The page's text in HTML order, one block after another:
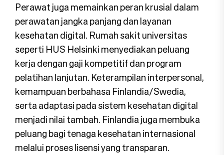
Perawat juga memainkan peran krusial dalam
perawatan jangka panjang dan layanan
kesehatan digital. Rumah sakit universitas
seperti HUS Helsinki menyediakan peluang
kerja dengan gaji kompetitif dan program
pelatihan lanjutan. Keterampilan interpersonal,
kemampuan berbahasa Finlandia/Swedia,
serta adaptasi pada sistem kesehatan digital
menjadi nilai tambah. Finlandia juga membuka
peluang bagi tenaga kesehatan internasional
melalui proses lisensi yang transparan.